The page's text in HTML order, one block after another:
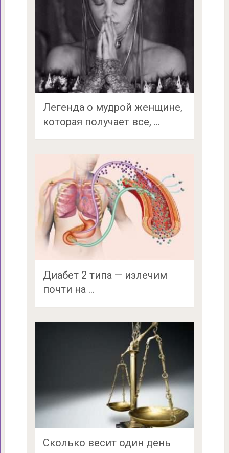
Легенда о мудрой женщине,
которая получает все, …
Диабет 2 типа — излечим
почти на …
Сколько весит один день